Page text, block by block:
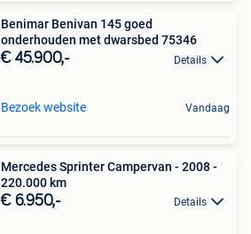
Benimar Benivan 145 goed
onderhouden met dwarsbed 75346
€ 45.900,- Details
Bezoek website Vandaag
Mercedes Sprinter Campervan - 2008 -
220.000 km
€ 6.950,- Details